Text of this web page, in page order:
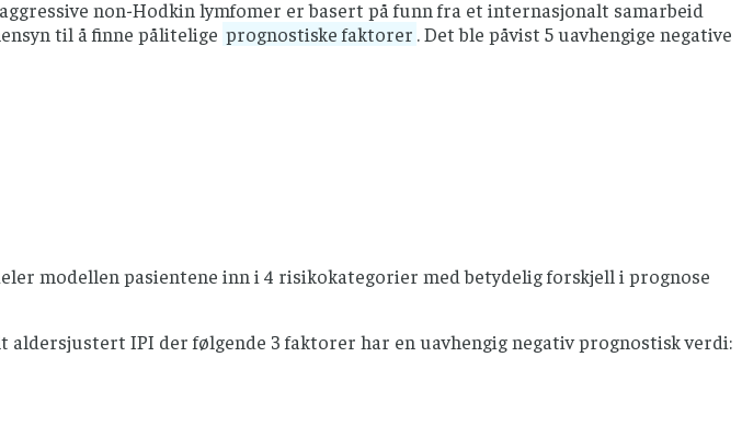
non-Hodkin lymfomer er basert på funn fra et internasjonalt samarbeid
til å finne pålitelige prognostiske faktorer . Det ble påvist 5 uavhengige negative
modellen pasientene inn i 4 risikokategorier med betydelig forskjell i prognose
aldersjustert IPI der følgende 3 faktorer har en uavhengig negativ prognostisk verdi: